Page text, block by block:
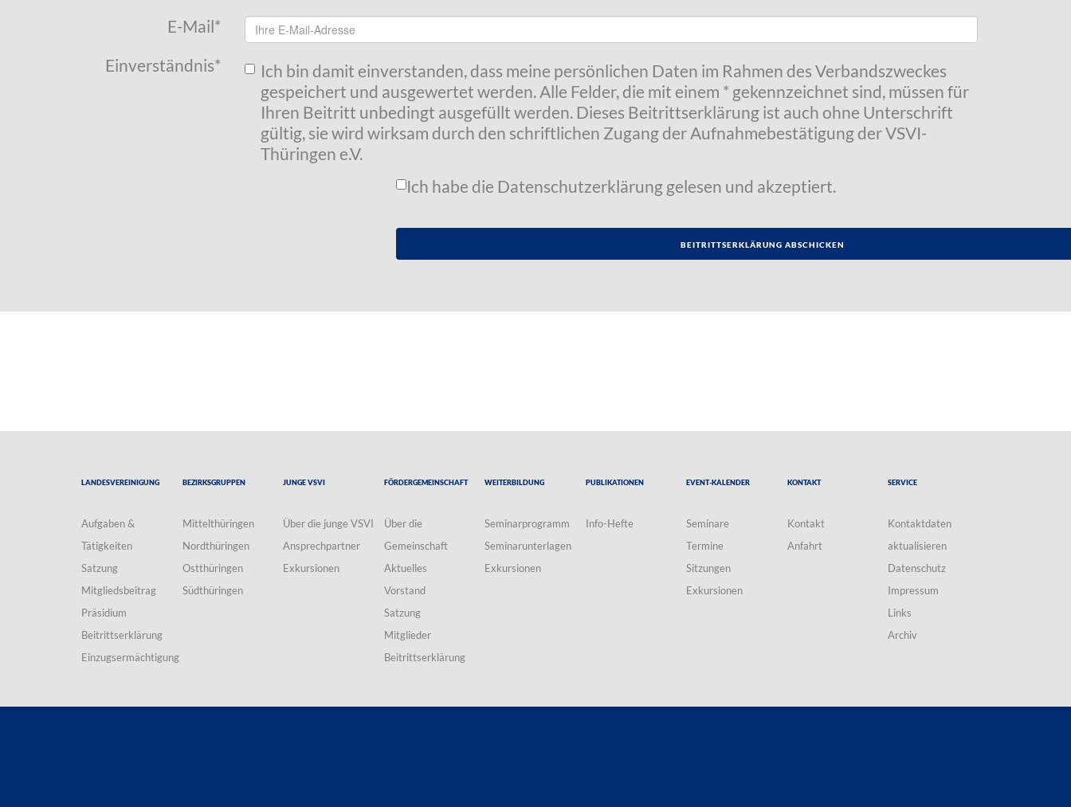
E-Mail*
Einverständnis*
Ich bin damit einverstanden, dass meine persönlichen Daten im Rahmen des Verbandszweckes
gespeichert und ausgewertet werden. Alle Felder, die mit einem * gekennzeichnet sind, müssen für
Ihren Beitritt unbedingt ausgefüllt werden. Dieses Beitrittserklärung ist auch ohne Unterschrift
gültig, sie wird wirksam durch den schriftlichen Zugang der Aufnahmebestätigung der VSVI-
Thüringen e.V.
Ich habe die Datenschutzerklärunggelesen und akzeptiert.
Landesvereinigung
Aufgaben &
Tätigkeiten
Satzung
Mitgliedsbeitrag
Präsidium
Beitrittserklärung
Einzugsermächtigung
Bezirksgruppen
Mittelthüringen
Nordthüringen
Ostthüringen
Südthüringen
Junge VSVI
Über die junge VSVI
Ansprechpartner
Exkursionen
Fördergemeinschaft
Über die
Gemeinschaft
Aktuelles
Vorstand
Satzung
Mitglieder
Beitrittserklärung
Weiterbildung
Seminarprogramm
Seminarunterlagen
Exkursionen
Publikationen
Info-Hefte
Event-Kalender
Seminare
Termine
Sitzungen
Exkursionen
Kontakt
Kontakt
Anfahrt
Service
Kontaktdaten
aktualisieren
Datenschutz
Impressum
Links
Archiv